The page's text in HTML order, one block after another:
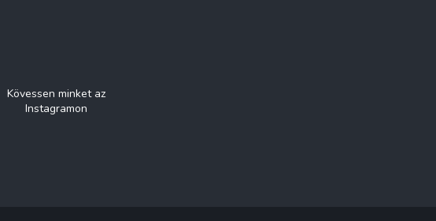
Kövessen minket az
Instagramon